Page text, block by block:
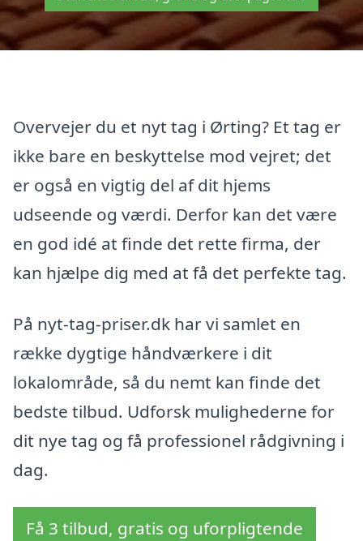
Overvejer du et nyt tag i Ørting? Et tag er
ikke bare en beskyttelse mod vejret; det
er også en vigtig del af dit hjems
udseende og værdi. Derfor kan det være
en god idé at finde det rette firma, der
kan hjælpe dig med at få det perfekte tag.
På nyt-tag-priser.dk har vi samlet en
række dygtige håndværkere i dit
lokalområde, så du nemt kan finde det
bedste tilbud. Udforsk mulighederne for
dit nye tag og få professionel rådgivning i
dag.
Få 3 tilbud, gratis og uforpligtende